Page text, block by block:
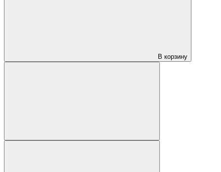
В корзину